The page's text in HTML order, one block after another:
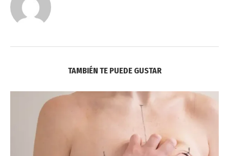
TAMBIÉN TE PUEDE GUSTAR